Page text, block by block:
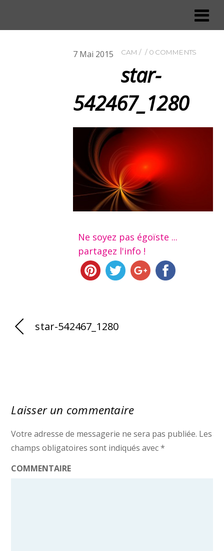
7 Mai 2015 CAM 0 COMMENTS
star-
542467_1280
Ne soyez pas égoïste ...
partagez l'info !
star-542467_1280
Laisser un commentaire
Votre adresse de messagerie ne sera pas publiée. Les
champs obligatoires sont indiqués avec*
COMMENTAIRE